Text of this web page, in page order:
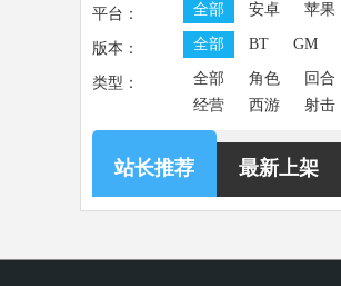
平台： 全部 安卓 苹果
版本： 全部 BT GM
类型： 全部 角色 回合
经营
西游 射击
站长推荐 最新上架